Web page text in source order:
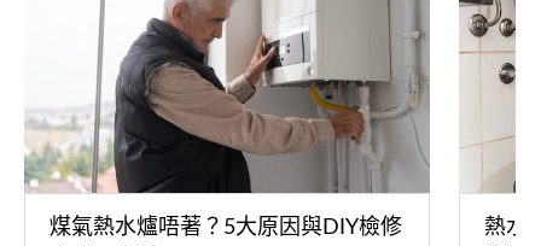
煤氣熱水爐唔著？5大原因與DIY檢修
熱水